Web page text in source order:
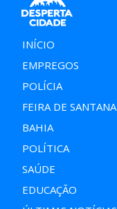
INÍCIO
EMPREGOS
POLÍCIA
FEIRA DE SANTANA
BAHIA
POLÍTICA
SAÚDE
EDUCAÇÃO